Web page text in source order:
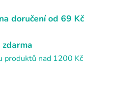
doručení od 69 Kč
produktů nad 1200 Kč